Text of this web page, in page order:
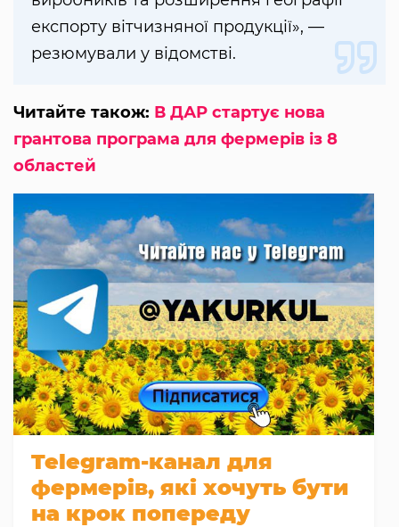
експорту вітчизняної продукції», —
резюмували у відомстві.
Читайте також: В ДАР стартує нова
грантова програма для фермерів із 8
областей
Telegram-канал для
фермерів, які хочуть бути
на крок попереду